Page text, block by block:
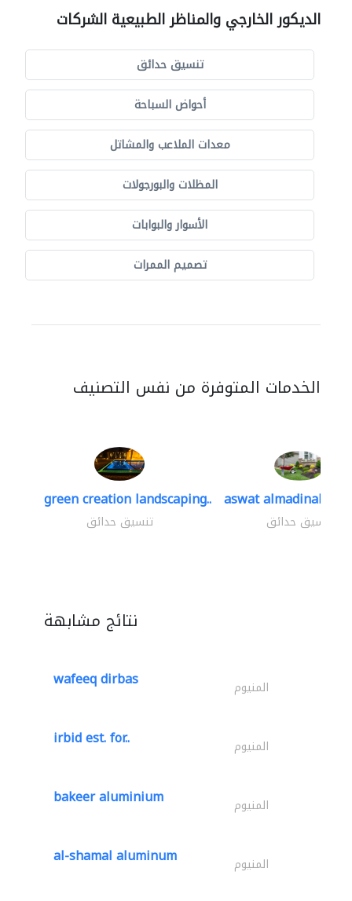
الديكور الخارجي والمناظر الطبيعية الشركات
تنسيق حدائق
أحواض السباحة
معدات الملاعب والمشاتل
المظلات والبورجولات
الأسوار والبوابات
تصميم الممرات
الخدمات المتوفرة من نفس التصنيف
green creation landscaping..
تنسيق حدائق
aswat almadinah
تنسيق حدائق
نتائج مشابهة
wafeeq dirbas المنيوم
irbid est. for.. المنيوم
bakeer aluminium المنيوم
al-shamal aluminum المنيوم